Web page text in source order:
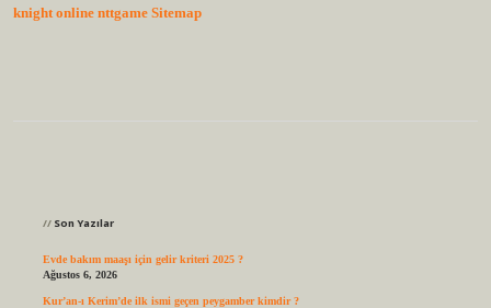
knight online nttgame Sitemap
Son Yazılar
Evde bakım maaşı için gelir kriteri 2025 ?
Ağustos 6, 2026
Kur’an-ı Kerim’de ilk ismi geçen peygamber kimdir ?